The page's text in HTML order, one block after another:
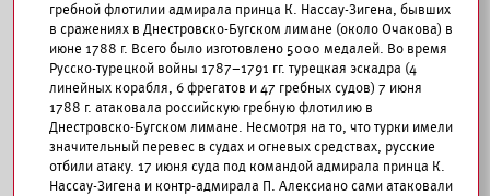
гребной флотилии адмирала принца К. Нассау-Зигена, бывших
в сражениях в Днестровско-Бугском лимане (около Очакова) в
июне 1788 г. Всего было изготовлено 5000 медалей. Во время
Русско-турецкой войны 1787–1791 гг. турецкая эскадра (4
линейных корабля, 6 фрегатов и 47 гребных судов) 7 июня
1788 г. атаковала российскую гребную флотилию в
Днестровско-Бугском лимане. Несмотря на то, что турки имели
значительный перевес в судах и огневых средствах, русские
отбили атаку. 17 июня суда под командой адмирала принца К.
Нассау-Зигена и контр-адмирала П. Алексиано сами атаковали